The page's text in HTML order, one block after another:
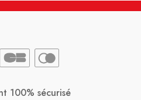
100% sécurisé